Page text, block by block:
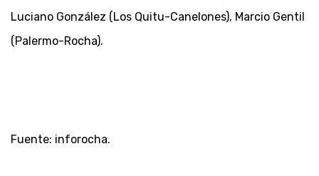
Luciano González (Los Quitu-Canelones), Marcio Gentil
(Palermo-Rocha).
Fuente: inforocha.